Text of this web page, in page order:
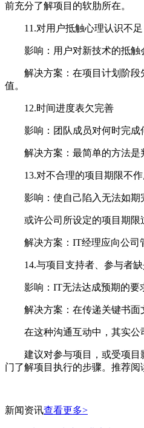
前充分了解项目的软肋所在。
11.对用户抵触心理认识不足
影响：用户对新技术的抵触
解决方案：在项目计划阶段先
值。
12.时间进度表欠完善
影响：团队成员对何时完成何
解决方案：最简单的方法是判
13.对不合理的项目期限不作
影响：使自己陷入无法如期
或许公司所设定的项目期限
解决方案：IT经理应向公司管
14.与项目支持者、参与者缺
影响：IT无法达成预期的要
解决方案：在传递关键书面文
在这种沟通互动中，其实公司
建议对参与项目，或受项目影
门了解项目执行的步骤。推荐阅
新闻资讯查看更多>